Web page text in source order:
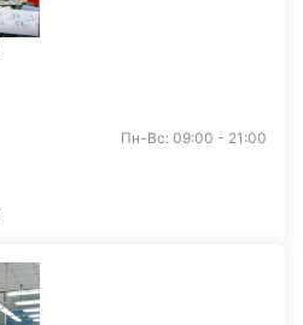
Пн-Вс: 09:00 - 21:00